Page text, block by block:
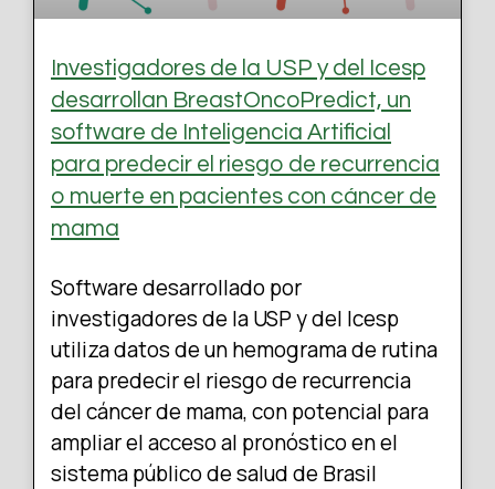
Investigadores de la USP y del Icesp
desarrollan BreastOncoPredict, un
software de Inteligencia Artificial
para predecir el riesgo de recurrencia
o muerte en pacientes con cáncer de
mama
Software desarrollado por
investigadores de la USP y del Icesp
utiliza datos de un hemograma de rutina
para predecir el riesgo de recurrencia
del cáncer de mama, con potencial para
ampliar el acceso al pronóstico en el
sistema público de salud de Brasil